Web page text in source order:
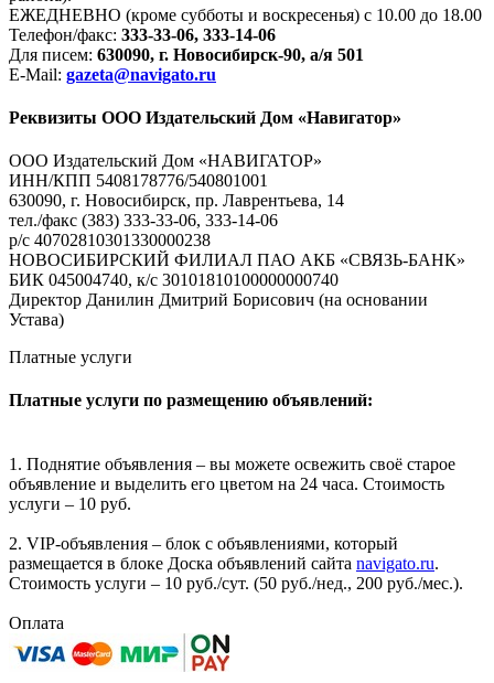
ЕЖЕДНЕВНО (кроме субботы и воскресенья) с 10.00 до 18.00
Телефон/факс: 333-33-06, 333-14-06
Для писем: 630090, г. Новосибирск-90, а/я 501
E-Mail: gazeta@navigato.ru
Реквизиты ООО Издательский Дом «Навигатор»
ООО Издательский Дом «НАВИГАТОР»
ИНН/КПП 5408178776/540801001
630090, г. Новосибирск, пр. Лаврентьева, 14
тел./факс (383) 333-33-06, 333-14-06
р/с 40702810301330000238
НОВОСИБИРСКИЙ ФИЛИАЛ ПАО АКБ «СВЯЗЬ-БАНК»
БИК 045004740, к/с 30101810100000000740
Директор Данилин Дмитрий Борисович (на основании
Устава)
Платные услуги
Платные услуги по размещению объявлений:
1. Поднятие объявления – вы можете освежить своё старое
объявление и выделить его цветом на 24 часа. Стоимость
услуги – 10 руб.
2. VIP-объявления – блок с объявлениями, который
размещается в блоке Доска объявлений сайта navigato.ru.
Стоимость услуги – 10 руб./сут. (50 руб./нед., 200 руб./мес.).
Оплата